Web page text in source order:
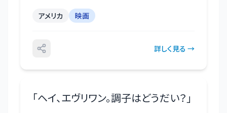
アメリカ 映画
詳しく見る →
「ヘイ、エヴリワン。調子はどうだい？ 」